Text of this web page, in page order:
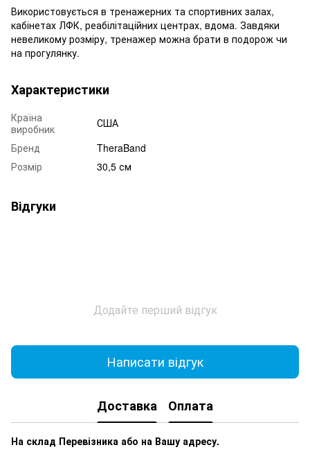
Використовується в тренажерних та спортивних залах,
кабінетах ЛФК, реабілітаційних центрах, вдома. Завдяки
невеликому розміру, тренажер можна брати в подорож чи
на прогулянку.
Характеристики
Країна
виробник
США
Бренд
TheraBand
Розмір
30,5 см
Відгуки
Додайте перший відгук
Написати відгук
Доставка Оплата
На склад Перевізника або на Вашу адресу.